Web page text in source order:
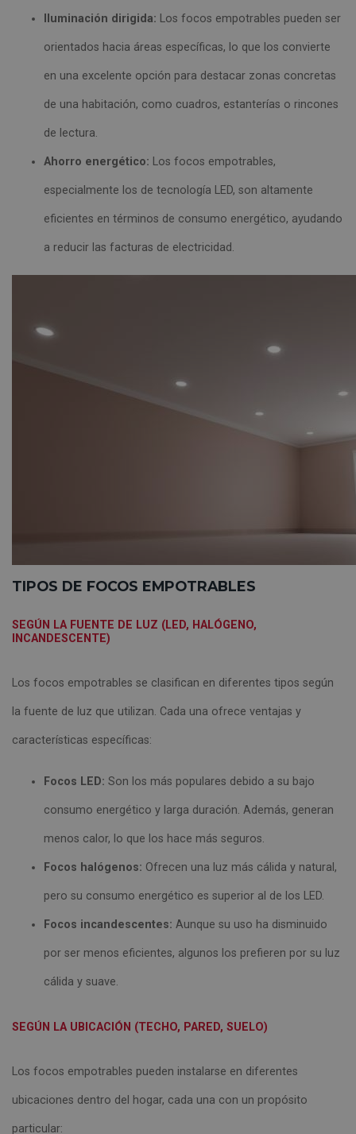
Iluminación dirigida: Los focos empotrables pueden ser
orientados hacia áreas específicas, lo que los convierte
en una excelente opción para destacar zonas concretas
de una habitación, como cuadros, estanterías o rincones
de lectura.
Ahorro energético: Los focos empotrables,
especialmente los de tecnología LED, son altamente
eficientes en términos de consumo energético, ayudando
a reducir las facturas de electricidad.
TIPOS DE FOCOS EMPOTRABLES
SEGÚN LA FUENTE DE LUZ (LED, HALÓGENO,
INCANDESCENTE)
Los focos empotrables se clasifican en diferentes tipos según
la fuente de luz que utilizan. Cada una ofrece ventajas y
características específicas:
Focos LED: Son los más populares debido a su bajo
consumo energético y larga duración. Además, generan
menos calor, lo que los hace más seguros.
Focos halógenos: Ofrecen una luz más cálida y natural,
pero su consumo energético es superior al de los LED.
Focos incandescentes: Aunque su uso ha disminuido
por ser menos eficientes, algunos los prefieren por su luz
cálida y suave.
SEGÚN LA UBICACIÓN (TECHO, PARED, SUELO)
Los focos empotrables pueden instalarse en diferentes
ubicaciones dentro del hogar, cada una con un propósito
particular: